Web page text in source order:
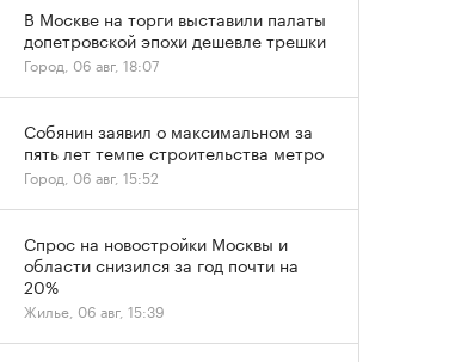
В Москве на торги выставили палаты
допетровской эпохи дешевле трешки
Город, 06 авг, 18:07
Собянин заявил о максимальном за
пять лет темпе строительства метро
Город, 06 авг, 15:52
Спрос на новостройки Москвы и
области снизился за год почти на
20%
Жилье, 06 авг, 15:39